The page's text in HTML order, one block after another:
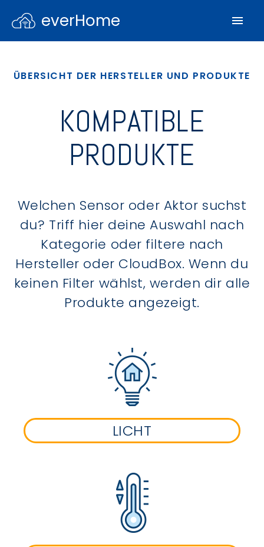
everHome
ÜBERSICHT DER HERSTELLER UND PRODUKTE
KOMPATIBLE
PRODUKTE
Welchen Sensor oder Aktor suchst
du? Triff hier deine Auswahl nach
Kategorie oder filtere nach
Hersteller oder CloudBox. Wenn du
keinen Filter wählst, werden dir alle
Produkte angezeigt.
LICHT